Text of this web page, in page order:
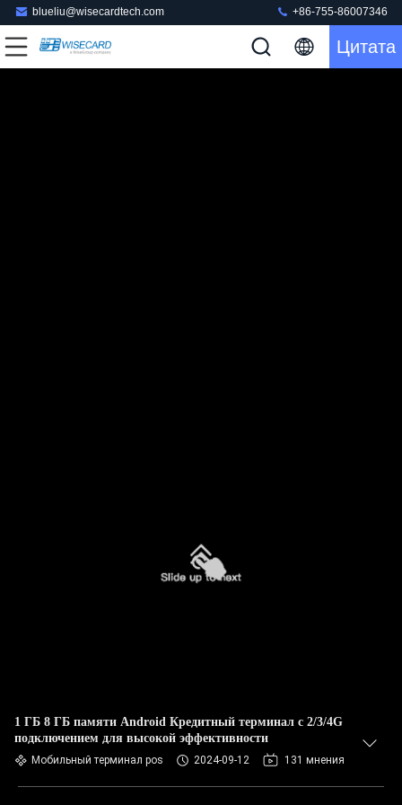
blueliu@wisecardtech.com +86-755-86007346
Цитата
1 ГБ 8 ГБ памяти Android Кредитный терминал с 2/3/4G
подключением для высокой эффективности
Мобильный терминал pos 2024-09-12 131 мнения